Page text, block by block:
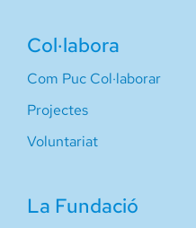
Col·labora
Com Puc Col·laborar
Projectes
Voluntariat
La Fundació